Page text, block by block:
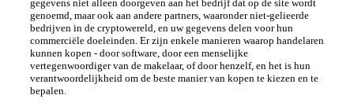
gegevens niet alleen doorgeven aan het bedrijf dat op de site wordt
genoemd, maar ook aan andere partners, waaronder niet-gelieerde
bedrijven in de cryptowereld, en uw gegevens delen voor hun
commerciële doeleinden. Er zijn enkele manieren waarop handelaren
kunnen kopen - door software, door een menselijke
vertegenwoordiger van de makelaar, of door henzelf, en het is hun
verantwoordelijkheid om de beste manier van kopen te kiezen en te
bepalen.